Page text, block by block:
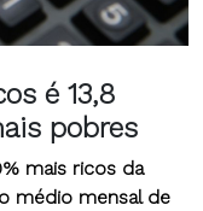
é 13,8
pobres
mais ricos da
médio mensal de